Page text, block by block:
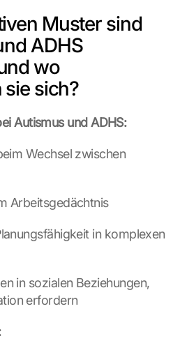
Muster sind
ADHS
wo
sich?
Autismus und ADHS:
beim Wechsel zwischen
Arbeitsgedächtnis
Planungsfähigkeit in komplexen
in sozialen Beziehungen,
erfordern